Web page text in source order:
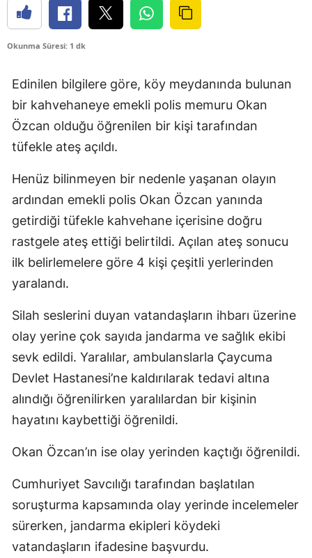
Okunma Süresi: 1 dk
Edinilen bilgilere göre, köy meydanında bulunan
bir kahvehaneye emekli polis memuru Okan
Özcan olduğu öğrenilen bir kişi tarafından
tüfekle ateş açıldı.
Henüz bilinmeyen bir nedenle yaşanan olayın
ardından emekli polis Okan Özcan yanında
getirdiği tüfekle kahvehane içerisine doğru
rastgele ateş ettiği belirtildi. Açılan ateş sonucu
ilk belirlemelere göre 4 kişi çeşitli yerlerinden
yaralandı.
Silah seslerini duyan vatandaşların ihbarı üzerine
olay yerine çok sayıda jandarma ve sağlık ekibi
sevk edildi. Yaralılar, ambulanslarla Çaycuma
Devlet Hastanesi’ne kaldırılarak tedavi altına
alındığı öğrenilirken yaralılardan bir kişinin
hayatını kaybettiği öğrenildi.
Okan Özcan’ın ise olay yerinden kaçtığı öğrenildi.
Cumhuriyet Savcılığı tarafından başlatılan
soruşturma kapsamında olay yerinde incelemeler
sürerken, jandarma ekipleri köydeki
vatandaşların ifadesine başvurdu.